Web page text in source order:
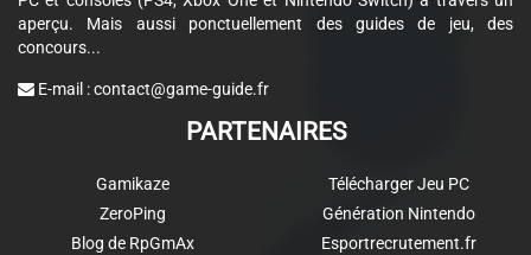
aperçu. Mais aussi ponctuellement des guides de jeu, des
concours...
E-mail :contact@game-guide.fr
PARTENAIRES
Gamikaze
ZeroPing
Blog de RpGmAx
Télécharger Jeu PC
Génération Nintendo
Esportrecrutement.fr